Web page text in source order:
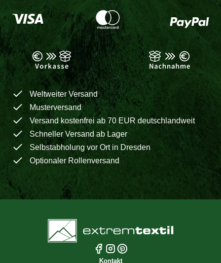
Weltweiter Versand
Musterversand
Versand kostenfrei ab 70 EUR deutschlandweit
Schneller Versand ab Lager
Selbstabholung vor Ort in Dresden
Optionaler Rollenversand
Kontakt